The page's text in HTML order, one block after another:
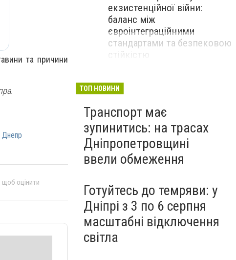
та причини
Днепр
, щоб оцінити
екзистенційної війни:
баланс між
євроінтеграційними
стандартами та безпековою
стійкістю
ТОП НОВИНИ
Транспорт має
зупинитись: на трасах
Дніпропетровщині
ввели обмеження
Готуйтесь до темряви: у
Дніпрі з 3 по 6 серпня
масштабні відключення
світла